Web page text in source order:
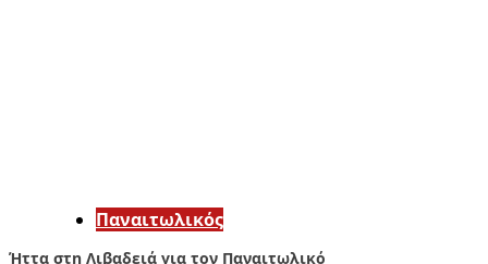
Παναιτωλικός
Ήττα στη Λιβαδειά για τον Παναιτωλικό